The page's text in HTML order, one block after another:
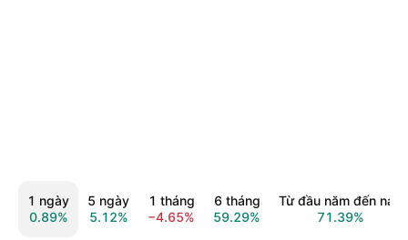
1 ngày
0.89%
5 ngày
5.12%
1 tháng
−4.65%
6 tháng
59.29%
Từ đầu năm đến nay
71.39%